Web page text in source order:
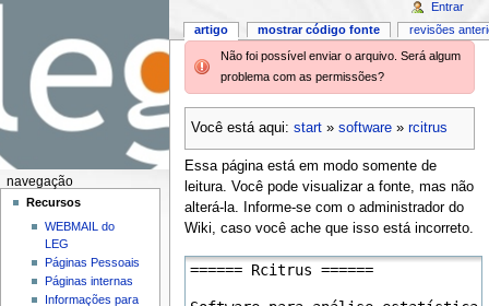
Não foi possível enviar o arquivo. Será algum
problema com as permissões?
Você está aqui: start» software» rcitrus
Essa página está em modo somente de
leitura. Você pode visualizar a fonte, mas não
alterá-la. Informe-se com o administrador do
Wiki, caso você ache que isso está incorreto.
artigo mostrar código fonte revisões
Entrar
navegação
Recursos
WEBMAIL do
LEG
Páginas Pessoais
Páginas internas
Informações para